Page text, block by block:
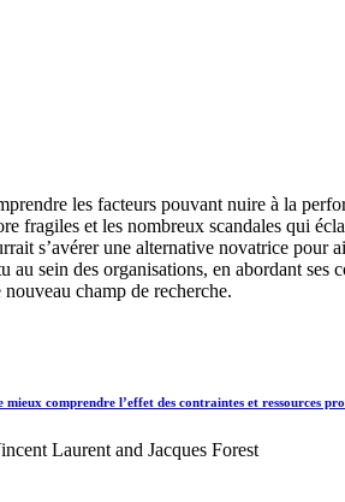
les facteurs pouvant nuire à la
fragiles et les nombreux scandales qui
s’avérer une alternative novatrice
au sein des organisations, en abordant
champ de recherche.
comprendre l’effet des contraintes et ressources
Laurent and Jacques Forest